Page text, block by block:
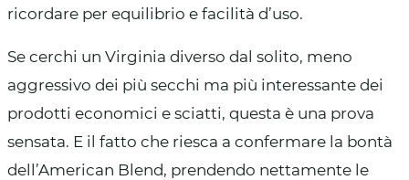
ricordare per equilibrio e facilità d’uso.
Se cerchi un Virginia diverso dal solito, meno
aggressivo dei più secchi ma più interessante dei
prodotti economici e sciatti, questa è una prova
sensata. E il fatto che riesca a confermare la bontà
dell’American Blend, prendendo nettamente le